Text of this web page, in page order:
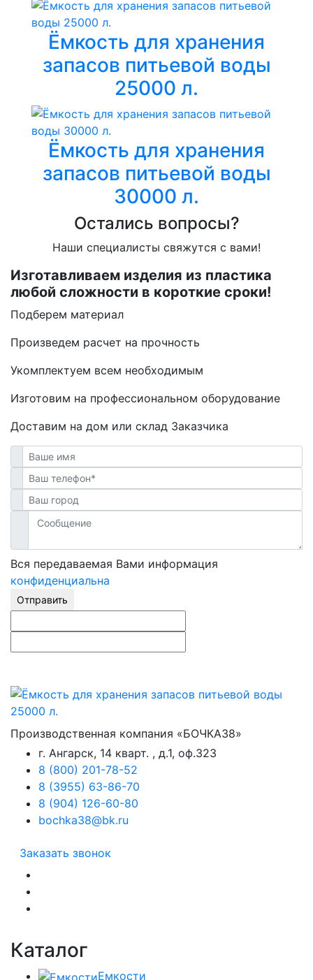
Ёмкость для хранения
запасов питьевой воды
25000 л.
Ёмкость для хранения
запасов питьевой воды
30000 л.
Остались вопросы?
Наши специалисты свяжутся с вами!
Изготавливаем изделия из пластика
любой сложности в короткие сроки!
Подберем материал
Произведем расчет на прочность
Укомплектуем всем необходимым
Изготовим на профессиональном оборудование
Доставим на дом или склад Заказчика
Вся передаваемая Вами информация
конфиденциальна
Отправить
Производственная компания «БОЧКА38»
г. Ангарск, 14 кварт. , д.1, оф.323
8 (800) 201-78-52
8 (3955) 63-86-70
8 (904) 126-60-80
bochka38@bk.ru
Заказать звонок
Каталог
Емкости